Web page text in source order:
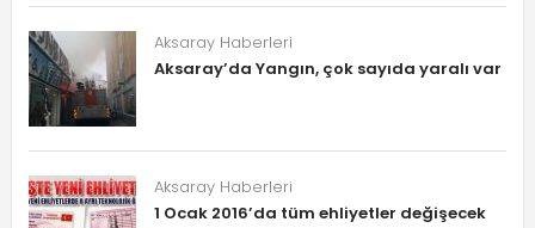
Aksaray Haberleri
Aksaray’da Yangın, çok sayıda yaralı var
Aksaray Haberleri
1 Ocak 2016’da tüm ehliyetler değişecek